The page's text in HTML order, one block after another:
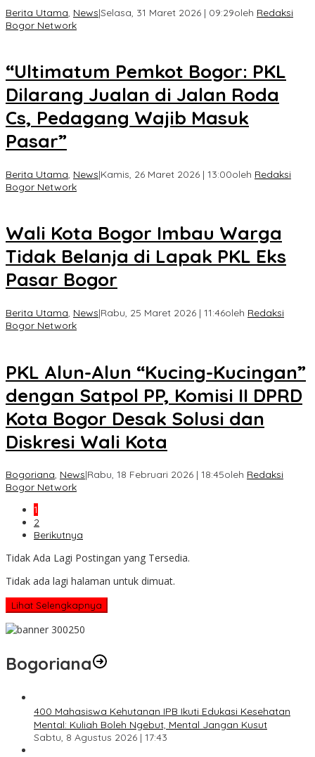
Berita Utama, News|Selasa, 31 Maret 2026 | 09:29oleh Redaksi
Bogor Network
“Ultimatum Pemkot Bogor: PKL
Dilarang Jualan di Jalan Roda
Cs, Pedagang Wajib Masuk
Pasar”
Berita Utama, News|Kamis, 26 Maret 2026 | 13:00oleh Redaksi
Bogor Network
Wali Kota Bogor Imbau Warga
Tidak Belanja di Lapak PKL Eks
Pasar Bogor
Berita Utama, News|Rabu, 25 Maret 2026 | 11:46oleh Redaksi
Bogor Network
PKL Alun-Alun “Kucing-Kucingan”
dengan Satpol PP, Komisi II DPRD
Kota Bogor Desak Solusi dan
Diskresi Wali Kota
Bogoriana, News|Rabu, 18 Februari 2026 | 18:45oleh Redaksi
Bogor Network
1
2
Berikutnya
Tidak Ada Lagi Postingan yang Tersedia.
Tidak ada lagi halaman untuk dimuat.
Lihat Selengkapnya
Bogoriana
400 Mahasiswa Kehutanan IPB Ikuti Edukasi Kesehatan
Mental: Kuliah Boleh Ngebut, Mental Jangan Kusut
Sabtu, 8 Agustus 2026 | 17:43